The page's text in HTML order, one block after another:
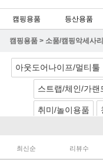
캠핑용품 등산용품
캠핑용품 > 소품/캠핑악세사리
아웃도어나이프/멀티툴
스트랩/체인/가랜
취미/놀이용품
구
최신순 리뷰수